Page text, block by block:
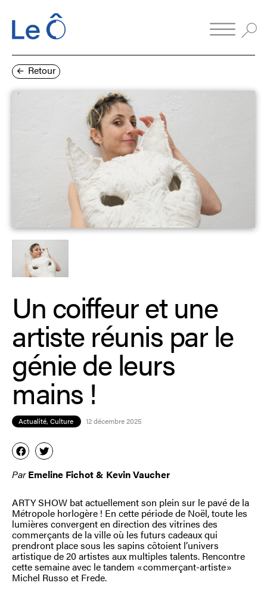
Retour
Un coiffeur et une
artiste réunis par le
génie de leurs
mains !
Actualité, Culture 12 décembre 2025
Par Emeline Fichot & Kevin Vaucher
ARTY SHOW bat actuellement son plein sur le pavé de la
Métropole horlogère ! En cette période de Noël, toute les
lumières convergent en direction des vitrines des
commerçants de la ville où les futurs cadeaux qui
prendront place sous les sapins côtoient l’univers
artistique de 20 artistes aux multiples talents. Rencontre
cette semaine avec le tandem « commerçant-artiste »
Michel Russo et Frede.